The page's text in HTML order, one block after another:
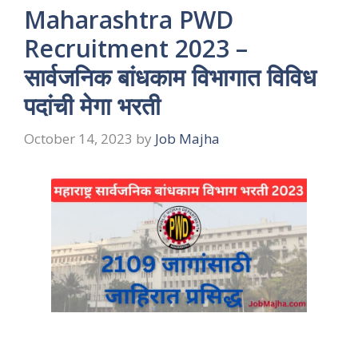
Maharashtra PWD
Recruitment 2023 –
सार्वजनिक बांधकाम विभागात विविध
पदांची मेगा भरती
October 14, 2023 by Job Majha